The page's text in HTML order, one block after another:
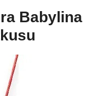
Babylina